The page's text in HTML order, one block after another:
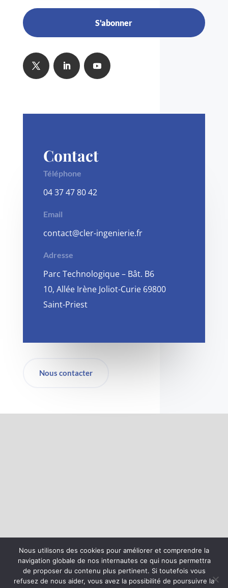
S'abonner
Contact
Téléphone
04 37 47 80 42
Email
contact@cler-ingenierie.fr
Adresse
Parc Technologique – Bât. B6
10, Allée Irène Joliot-Curie 69800
Saint-Priest
Nous contacter
Accueil Présentation Expertise
Missions
Projets
Actualités Contact
Nous utilisons des cookies pour améliorer et comprendre la
navigation globale de nos internautes ce qui nous permettra
de proposer du contenu plus pertinent. Si toutefois vous
refusez de nous aider, vous avez la possibilité de poursuivre la